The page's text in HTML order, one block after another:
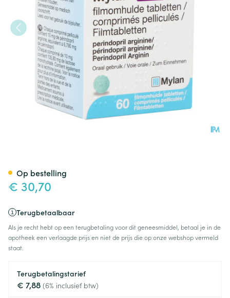
€ 30,70
Terugbetaalbaar
Als je recht hebt op een terugbetaling voor dit geneesmiddel, betaal je in de
apotheek een verlaagde prijs en niet de prijs die op onze webshop vermeld
staat.
Terugbetalingstarief
€ 7,88 (6% inclusief btw)
Op bestelling